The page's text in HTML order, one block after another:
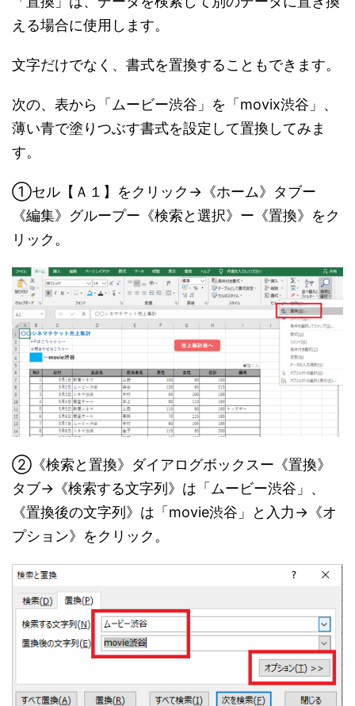
える場合に使用します。
文字だけでなく、書式を置換することもできます。
次の、表から「ムービー渋谷」を「movix渋谷」、
薄い青で塗りつぶす書式を設定して置換してみま
す。
①セル【Ａ１】をクリック→《ホーム》タブー
《編集》グループー《検索と選択》ー《置換》をク
リック。
②《検索と置換》ダイアログボックスー《置換》
タブ→《検索する文字列》は「ムービー渋谷」、
《置換後の文字列》は「movie渋谷」と入力→《オ
プション》をクリック。